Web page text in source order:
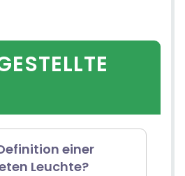
einer
Leuchte?